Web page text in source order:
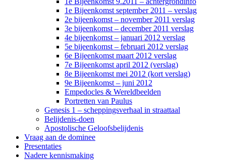
1e Bijeenkomst september 2011 – verslag
2e bijeenkomst – november 2011 verslag
3e bijeenkomst – december 2011 verslag
4e bijeenkomst – januari 2012 verslag
5e bijeenkomst – februari 2012 verslag
6e Bijeenkomst maart 2012 verslag
7e Bijeenkomst april 2012 (verslag)
8e Bijeenkomst mei 2012 (kort verslag)
9e Bijeenkomst – juni 2012
Empedocles & Wereldbeelden
Portretten van Paulus
Genesis 1 – scheppingsverhaal in straattaal
Belijdenis-doen
Apostolische Geloofsbelijdenis
Vraag aan de dominee
Presentaties
Nadere kennismaking